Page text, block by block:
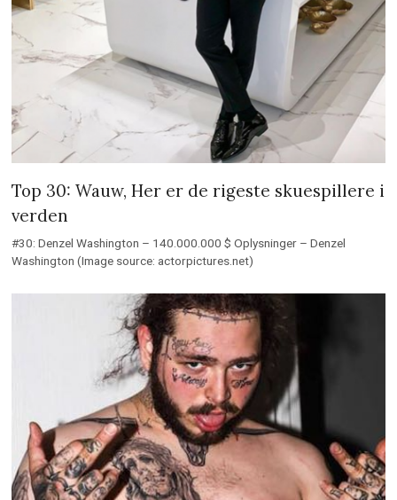
Top 30: Wauw, Her er de rigeste skuespillere i
verden
#30: Denzel Washington – 140.000.000 $ Oplysninger – Denzel
Washington (Image source: actorpictures.net)